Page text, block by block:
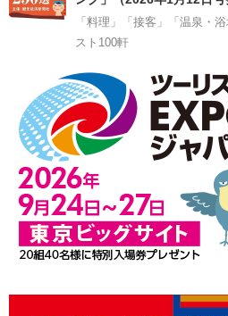
「料理」「接客」「温泉・
スト100軒